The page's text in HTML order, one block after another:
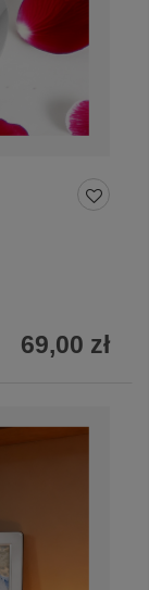
69,00 zł